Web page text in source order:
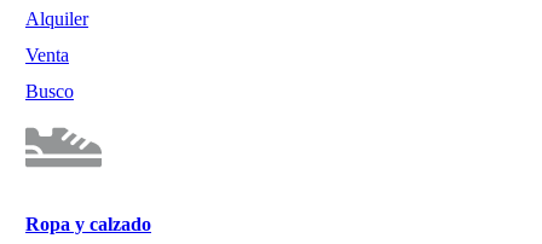
Alquiler
Venta
Busco
Ropa y calzado